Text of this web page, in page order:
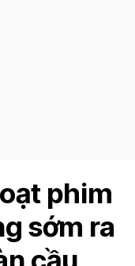
phim
sớm ra